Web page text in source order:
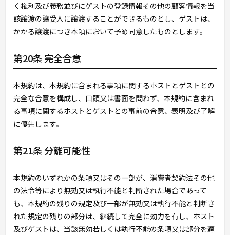
く権利及び義務並びにゲストの登録情報その他の顧客情報を当
該譲渡の譲受人に譲渡することができるものとし、ゲストは、
かかる譲渡につき本項において予め同意したものとします。
第20条 完全合意
本規約は、本規約に含まれる事項に関するホストとゲストとの
完全な合意を構成し、口頭又は書面を問わず、本規約に含まれ
る事項に関するホストとゲストとの事前の合意、表明及び了解
に優先します。
第21条 分離可能性
本規約のいずれかの条項又はその一部が、消費者契約法その他
の法令等により無効又は執行不能と判断された場合であって
も、本規約の残りの規定及び一部が無効又は執行不能と判断さ
れた規定の残りの部分は、継続して完全に効力を有し、ホスト
及びゲストは、当該無効若しくは執行不能の条項又は部分を適